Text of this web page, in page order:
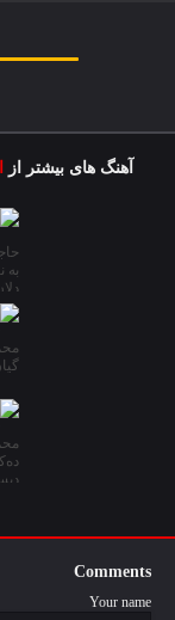
آهنگ های بیشتر از
Comments
Your name